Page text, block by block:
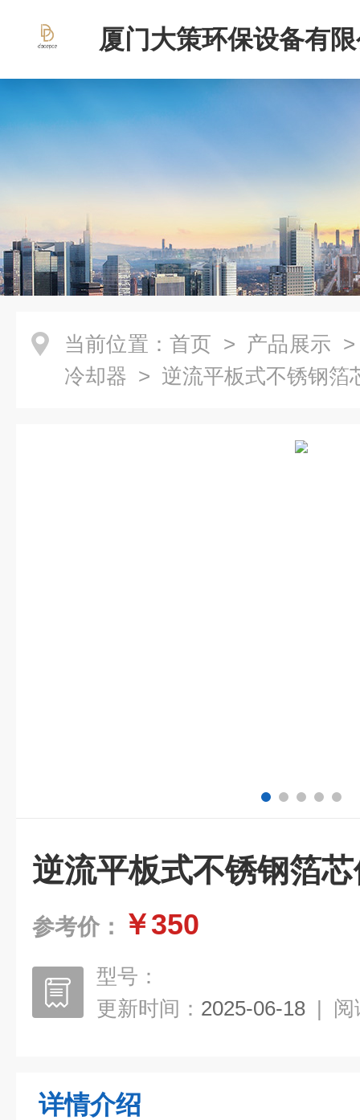
厦门大策环保设备有
当前位置： 首页 > 产品展示
冷却器 > 逆流平板式不锈钢箔
逆流平板式不锈钢箔
参考价： ￥350
型号：
更新时间： 2025-06-18 | 阅
详情介绍